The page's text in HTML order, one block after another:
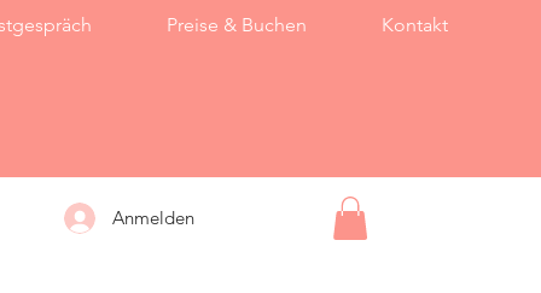
Preise & Buchen Kontakt
Anmelden